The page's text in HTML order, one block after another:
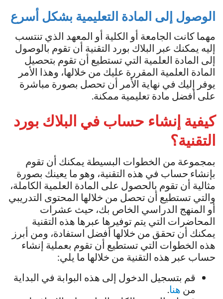
الوصول إلى المادة التعليمية بشكل أسرع
مهما كانت الجامعة أو الكلية أو المعهد الذي تنتسب
إليه يمكنك عبر البلاك بورد التقنية أن تقوم بالوصول
إلى المادة العلمية التي تستطيع أن تقوم بتحصيل
المادة العلمية المقررة عليك من خلالها، وهذا الأمر
يوفر إليك في نهاية الأمر أن تحصل بصورة مباشرة
على أفضل مادة تعليمية ممكنة.
كيفية إنشاء حساب في البلاك بورد
التقنية؟
بمجموعة من الخطوات البسيطة يمكنك أن تقوم
بإنشاء حساب في هذه التقنية، وهو ما يعينك بصورة
مثالية أن تقوم بالحصول على المادة العلمية الكاملة،
والتي تستطيع أن تحصل من خلالها المحتوى التدريبي
أو المنهج الدراسي الخاص بك، حيث عشرات
المحاضرات التي يتم توفيرها عبرها هذه التقنية
يمكنك أن تحقق من خلالها أفضل استفادة، ومن أبرز
هذه الخطوات التي تستطيع أن تقوم بعملية إنشاء
حساب عبر هذه التقنية من خلالها ما يلي:
قم بتسجيل الدخول إلى هذه البوابة في البداية
من هنا.